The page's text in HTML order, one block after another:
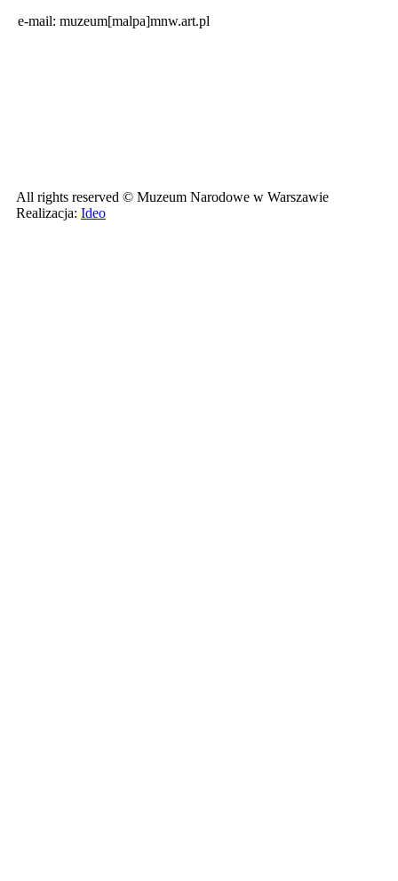
e-mail: muzeum[malpa]mnw.art.pl
All rights reserved © Muzeum Narodowe w Warszawie
Realizacja: Ideo